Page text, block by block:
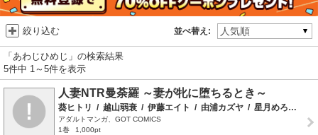
並べ替え:
絞り込む
「あわじひめじ」の検索結果
5件中 1～5件を表示
人妻NTR曼荼羅 ～妻が牝に堕ちるとき～
葵ヒトリ / 越山弱衰 / 伊藤エイト / 由浦カズヤ / 星月めろん
アダルトマンガ、GOT COMICS
1巻
1,000pt